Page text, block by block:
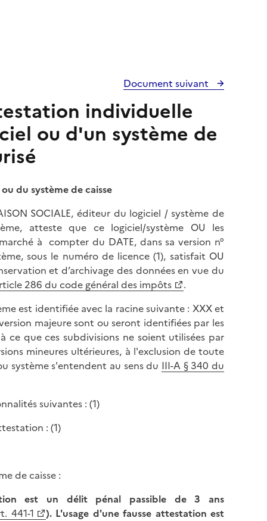
Document suivant
individuelle
ou d'un système de
du système de caisse
SOCIALE, éditeur du logiciel / système de
atteste que ce logiciel/système OU les
à compter du DATE, dans sa version n°
sous le numéro de licence (1), satisfait OU
et d’archivage des données en vue du
286 du code général des impôts
.
est identifiée avec la racine suivante : XXX et
majeure sont ou seront identifiées par les
ce que ces subdivisions ne soient utilisées par
mineures ultérieures, à l'exclusion de toute
système s'entendent au sens du III-A § 340 du
suivantes : (1)
: (1)
de caisse :
est un délit pénal passible de 3 ans
441-1
). L'usage d'une fausse attestation est